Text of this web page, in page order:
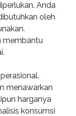
Anda
oleh
membantu
menawarkan
harganya
konsumsi